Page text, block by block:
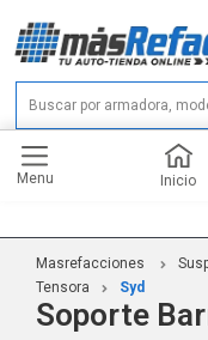
Menu Inicio
Masrefacciones
Tensora
Syd
Soporte